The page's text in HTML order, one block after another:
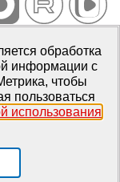
2007–2026
от 14 июля
обработка
информации с
чтобы
пользоваться
использования